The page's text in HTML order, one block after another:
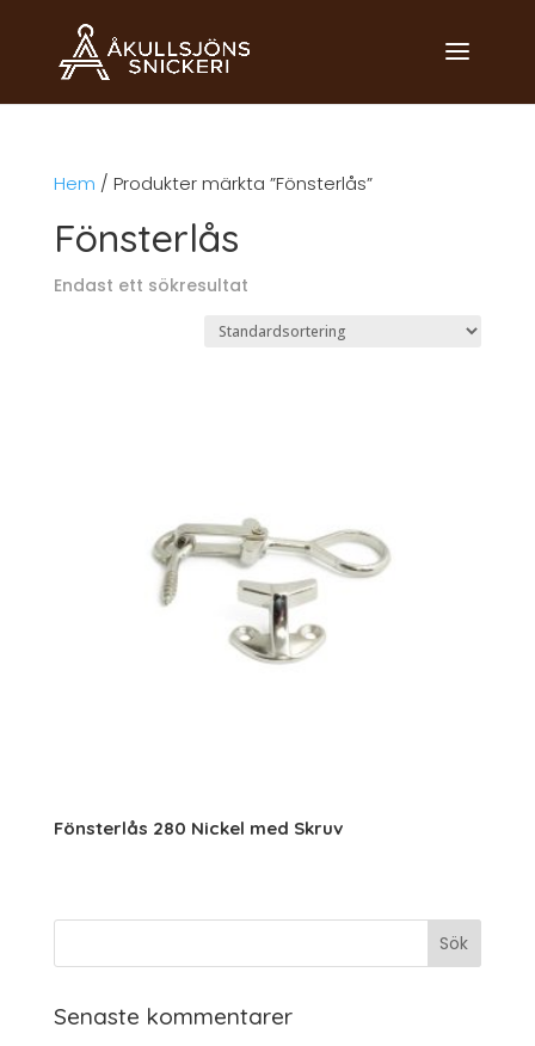
Hem / Produkter märkta ”Fönsterlås”
Fönsterlås
Endast ett sökresultat
Fönsterlås 280 Nickel med Skruv
Senaste kommentarer